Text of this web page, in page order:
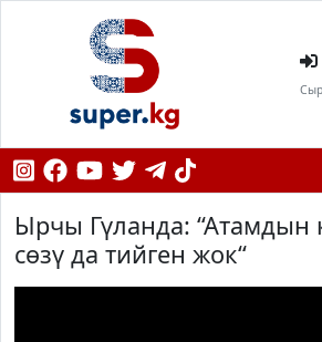
Ырчы Гүланда: “Атамдын
сөзү да тийген жок“